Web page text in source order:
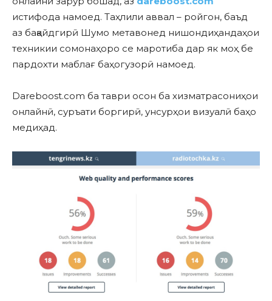
истифода намоед. Таҳлили аввал – ройгон, баъд
аз бақайдгирӣ Шумо метавонед нишондиҳандаҳои
техникии сомонаҳоро се маротиба дар як моҳ бе
пардохти маблағ баҳогузорӣ намоед.
Dareboost.com ба таври осон ба хизматрасониҳои
онлайнӣ, суръати боргирӣ, унсурҳои визуалӣ баҳо
медиҳад.